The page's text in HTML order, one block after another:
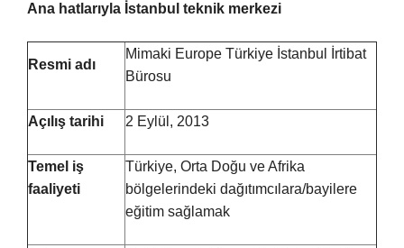
Ana hatlarıyla İstanbul teknik merkezi
Resmi adı
Mimaki Europe Türkiye İstanbul İrtibat
Bürosu
Açılış tarihi 2 Eylül, 2013
Temel iş
faaliyeti
Türkiye, Orta Doğu ve Afrika
bölgelerindeki dağıtımcılara/bayilere
eğitim sağlamak